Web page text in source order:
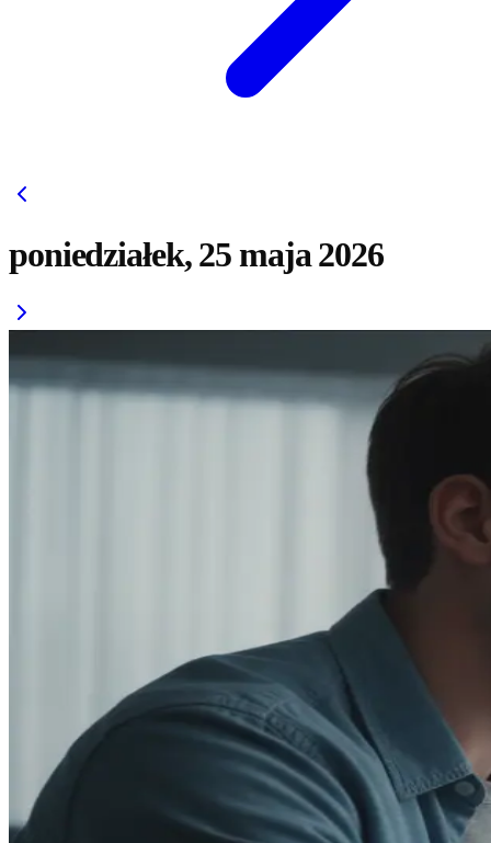
poniedziałek, 25 maja 2026